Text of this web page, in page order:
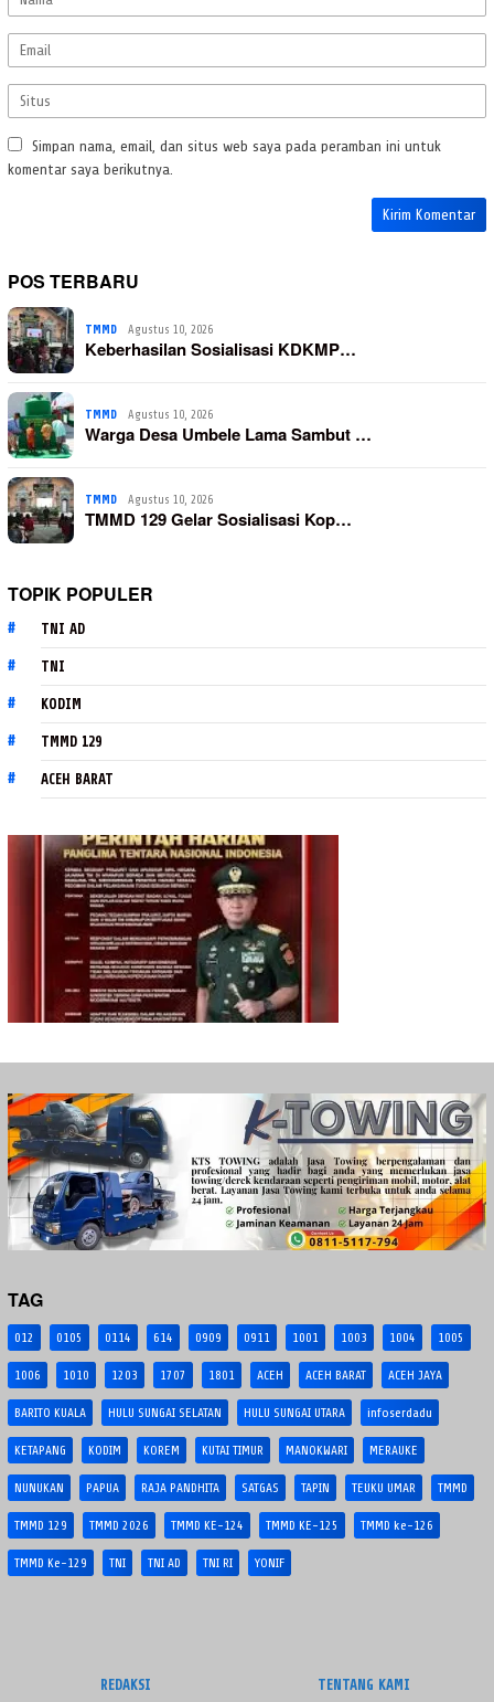
Simpan nama, email, dan situs web saya pada peramban ini untuk
komentar saya berikutnya.
POS TERBARU
TMMD Agustus 10, 2026
Keberhasilan Sosialisasi KDKMP…
TMMD Agustus 10, 2026
Warga Desa Umbele Lama Sambut …
TMMD Agustus 10, 2026
TMMD 129 Gelar Sosialisasi Kop…
TOPIK POPULER
TNI AD
TNI
KODIM
TMMD 129
ACEH BARAT
TAG
012 0105 0114 614 0909 0911 1001 1003 1004 1005
1006 1010 1203 1707 1801 ACEH ACEH BARAT ACEH JAYA
BARITO KUALA HULU SUNGAI SELATAN HULU SUNGAI UTARA infoserdadu
KETAPANG KODIM KOREM KUTAI TIMUR MANOKWARI MERAUKE
NUNUKAN PAPUA RAJA PANDHITA SATGAS TAPIN TEUKU UMAR TMMD
TMMD 129 TMMD 2026 TMMD KE-124 TMMD KE-125 TMMD ke-126
TMMD Ke-129 TNI TNI AD TNI RI YONIF
REDAKSI TENTANG KAMI